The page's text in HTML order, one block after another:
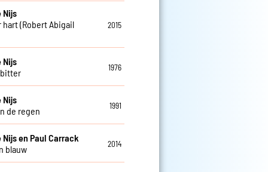
Nijs
hart (Robert Abigail
2015
Nijs
1976
Nijs
de regen
1991
Nijs en Paul Carrack
blauw
2014